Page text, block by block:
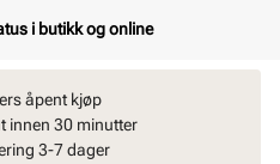
i butikk og online
åpent kjøp
innen 30 minutter
3-7 dager